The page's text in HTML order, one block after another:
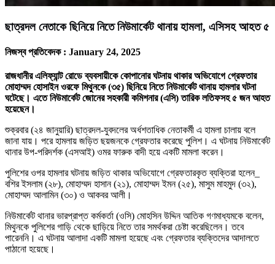
ছাত্রদল নেতাকে ছিনিয়ে নিতে নিউমার্কেট থানায় হামলা, এসিসহ আহত ৫
নিজস্ব প্রতিবেদক : January 24, 2025
রাজধানীর এলিফ্যান্ট রোডে ব্যবসায়ীকে কোপানোর ঘটনায় থাকার অভিযোগে গ্রেফতার
মোহাম্মদ হোসাইন ওরফে মিথুনকে (৩৫) ছিনিয়ে নিতে নিউমার্কেট থানায় হামলার ঘটনা
ঘটেছে। এতে নিউমার্কেট জোনের সহকারী কমিশনার (এসি) তারিক লতিফসহ ৫ জন আহত
হয়েছেন।
শুক্রবার (২৪ জানুয়ারি) ছাত্রদল-যুবদলের অর্ধশতাধিক নেতাকর্মী এ হামলা চালায় বলে
জানা যায়। পরে হামলায় জড়িত ছয়জনকে গ্রেফতার করেছে পুলিশ। এ ঘটনায় নিউমার্কেট
থানার উপ-পরিদর্শক (এসআই) ওমর ফারুক বাদী হয়ে একটি মামলা করেন।
পুলিশের ওপর হামলার ঘটনায় জড়িত থাকার অভিযোগে গ্রেফতারকৃত ব্যক্তিরা হলেন_
বশির ইসলাম (২৮), মোহাম্মদ হাসান (২১), মোহাম্মদ ইমন (২৫), মাসুম মাহমুদ (৩২),
মোহাম্মদ আলামিন (৩০) ও আকবর আলী।
নিউমার্কেট থানার ভারপ্রাপ্ত কর্মকর্তা (ওসি) মোহসিন উদ্দিন আতিক গণমাধ্যমকে বলেন,
মিথুনকে পুলিশের গাড়ি থেকে ছাড়িয়ে নিতে তার সমর্থকরা চেষ্টা করেছিলেন। তবে
পারেননি। এ ঘটনায় আলাদা একটি মামলা হয়েছে এবং গ্রেফতার ব্যক্তিদের আদালতে
পাঠানো হয়েছে।